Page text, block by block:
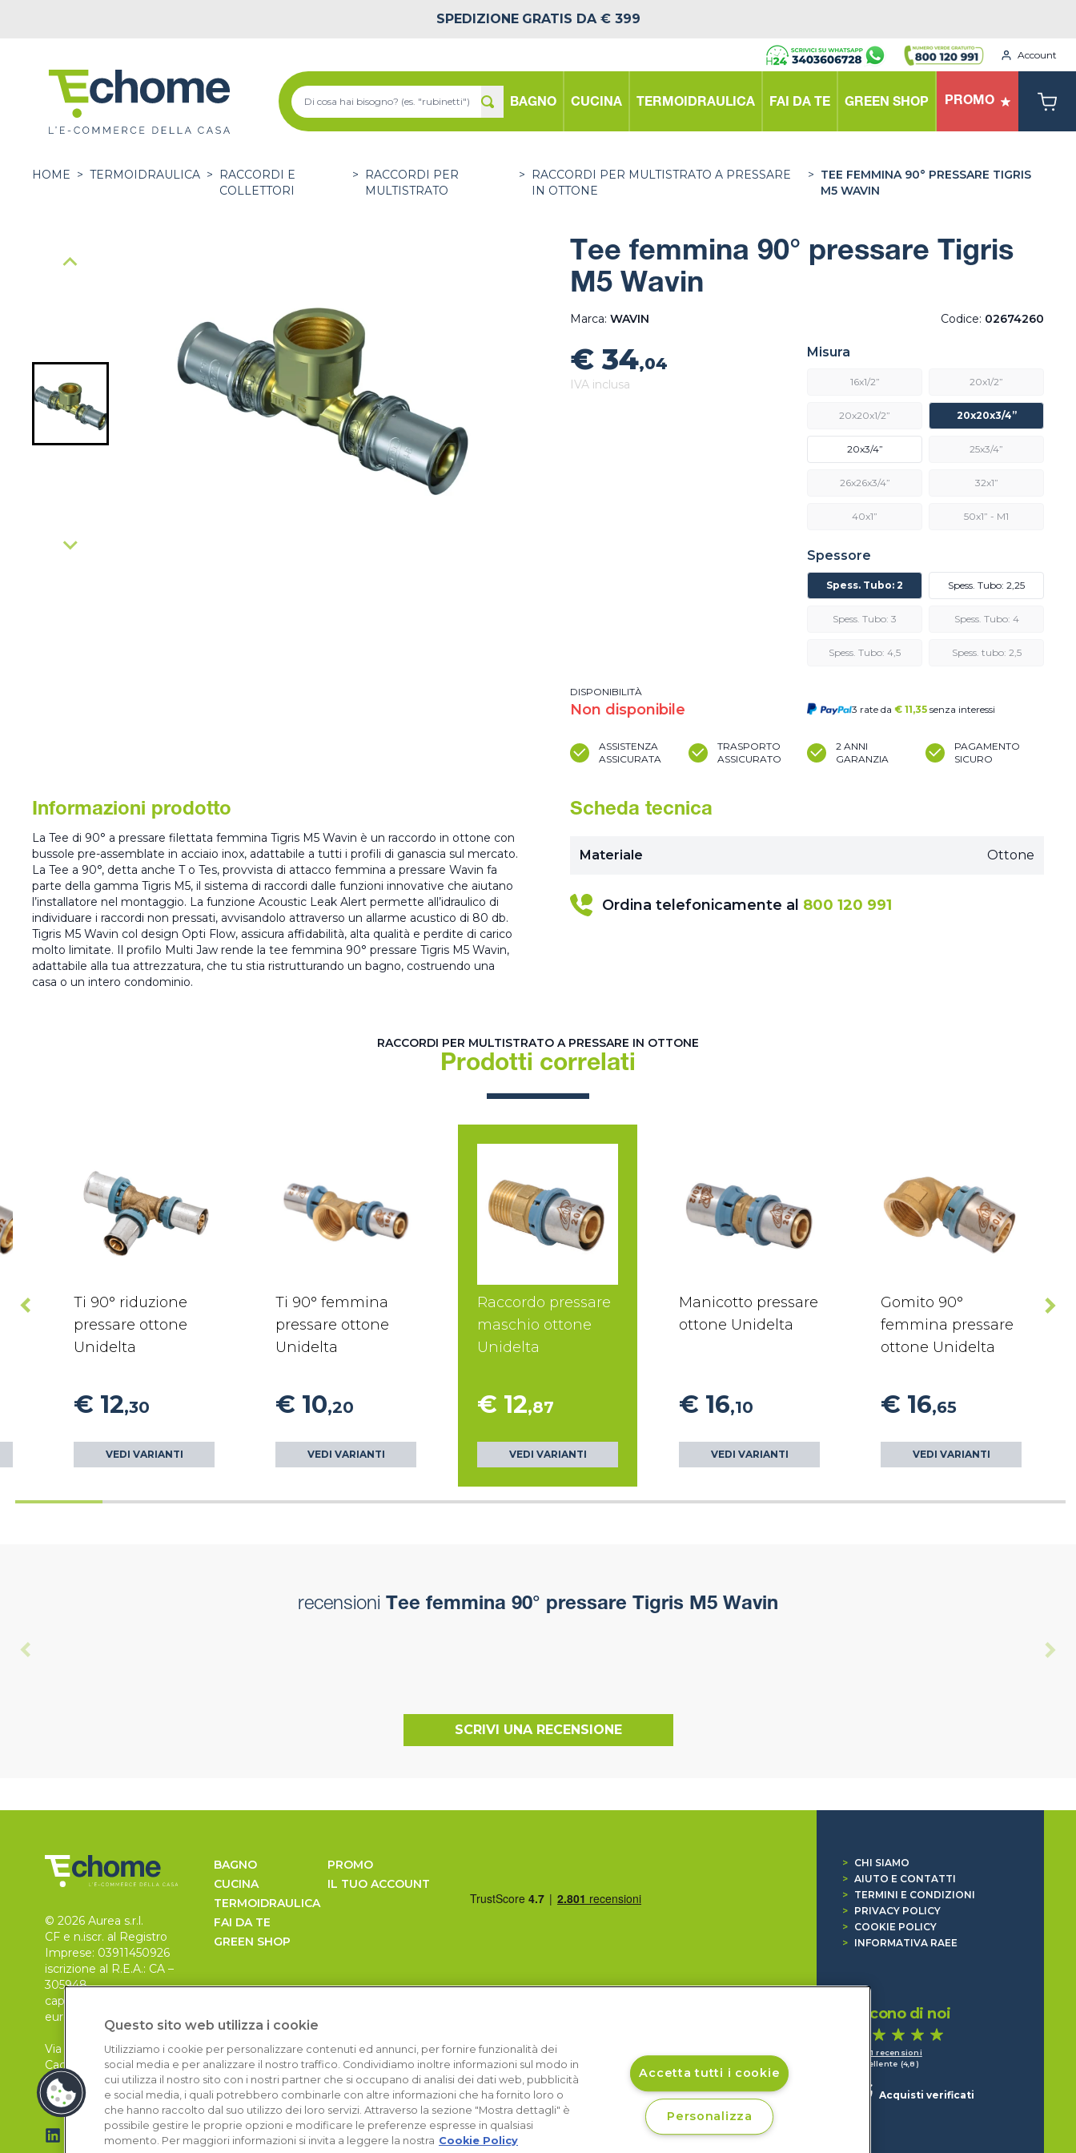
SPEDIZIONE GRATIS DA € 399
Account
BAGNO CUCINA TERMOIDRAULICA FAI DA TE GREEN SHOP PROMO
HOME > TERMOIDRAULICA >
RACCORDI E
COLLETTORI
>
RACCORDI PER
MULTISTRATO
>
RACCORDI PER MULTISTRATO A PRESSARE
IN OTTONE
> TEE FEMMINA 90° PRESSARE TIGRIS
M5 WAVIN
Tee femmina 90° pressare Tigris
M5 Wavin
Marca: WAVIN Codice: 02674260
€ 34,04
IVA inclusa
DISPONIBILITÀ
Non disponibile
Misura
16x1/2” 20x1/2”
20x20x1/2” 20x20x3/4”
20x3/4” 25x3/4”
26x26x3/4” 32x1”
40x1” 50x1” - M1
Spessore
Spess. Tubo: 2 Spess. Tubo: 2,25
Spess. Tubo: 3 Spess. Tubo: 4
Spess. Tubo: 4,5 Spess. tubo: 2,5
3 rate da € 11,35 senza interessi
ASSISTENZA
ASSICURATA
TRASPORTO
ASSICURATO
2 ANNI
GARANZIA
PAGAMENTO
SICURO
Informazioni prodotto
La Tee di 90° a pressare filettata femmina Tigris M5 Wavin è un raccordo in ottone con
bussole pre-assemblate in acciaio inox, adattabile a tutti i profili di ganascia sul mercato.
La Tee a 90°, detta anche T o Tes, provvista di attacco femmina a pressare Wavin fa
parte della gamma Tigris M5, il sistema di raccordi dalle funzioni innovative che aiutano
l’installatore nel montaggio. La funzione Acoustic Leak Alert permette all’idraulico di
individuare i raccordi non pressati, avvisandolo attraverso un allarme acustico di 80 db.
Tigris M5 Wavin col design Opti Flow, assicura affidabilità, alta qualità e perdite di carico
molto limitate. Il profilo Multi Jaw rende la tee femmina 90° pressare Tigris M5 Wavin,
adattabile alla tua attrezzatura, che tu stia ristrutturando un bagno, costruendo una
casa o un intero condominio.
Scheda tecnica
Materiale Ottone
Ordina telefonicamente al 800 120 991
RACCORDI PER MULTISTRATO A PRESSARE IN OTTONE
Prodotti correlati
Ti 90° riduzione
pressare ottone
Unidelta
€ 12,30
VEDI VARIANTI
Ti 90° femmina
pressare ottone
Unidelta
€ 10,20
VEDI VARIANTI
Raccordo pressare
maschio ottone
Unidelta
€ 12,87
VEDI VARIANTI
Manicotto pressare
ottone Unidelta
€ 16,10
VEDI VARIANTI
Gomito 90°
femmina pressare
ottone Unidelta
€ 16,65
VEDI VARIANTI
recensioni Tee femmina 90° pressare Tigris M5 Wavin
SCRIVI UNA RECENSIONE
© 2026 Aurea s.r.l.
CF e n.iscr. al Registro
Imprese: 03911450926
iscrizione al R.E.A.: CA –
305948
capitale sociale 30.000
euro, i.v.
Via Pietro Leo n. 6
Cagliari
09129
BAGNO
CUCINA
TERMOIDRAULICA
FAI DA TE
GREEN SHOP
PROMO
IL TUO ACCOUNT
>
CHI SIAMO
> AIUTO E CONTATTI
>
TERMINI E CONDIZIONI
>
PRIVACY POLICY
>
COOKIE POLICY
>
INFORMATIVA RAEE
Dicono di noi
1.641 recensioni
Eccellente (4,8)
Acquisti verificati
Questo sito web utilizza i cookie
Utilizziamo i cookie per personalizzare contenuti ed annunci, per fornire funzionalità dei
social media e per analizzare il nostro traffico. Condividiamo inoltre informazioni sul modo in
cui utilizza il nostro sito con i nostri partner che si occupano di analisi dei dati web, pubblicità
e social media, i quali potrebbero combinarle con altre informazioni che ha fornito loro o
che hanno raccolto dal suo utilizzo dei loro servizi. Attraverso la sezione "Mostra dettagli" è
possibile gestire le proprie opzioni e modificare le preferenze espresse in qualsiasi
momento. Per maggiori informazioni si invita a leggere la nostra Cookie Policy
Accetta tutti i cookie
Personalizza